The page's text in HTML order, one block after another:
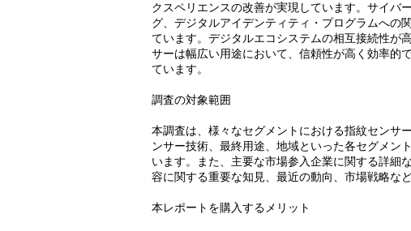
クスペリエンスの改善が実現しています。サイバ
グ、デジタルアイデンティティ・プログラムへの
ています。デジタルエコシステムの相互接続性が
サーは幅広い用途において、信頼性が高く効率的
ています。
調査の対象範囲
本調査は、様々なセグメントにおける指紋センサ
ンサー技術、最終用途、地域といった各セグメン
います。また、主要な市場参入企業に関する詳細
容に関する重要な知見、最近の動向、市場戦略な
本レポートを購入するメリット